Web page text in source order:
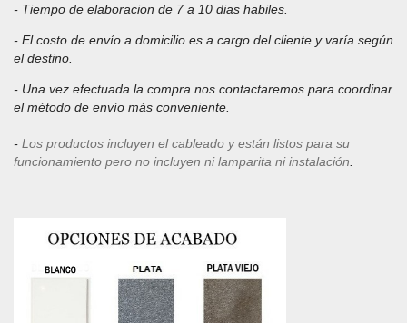
- Tiempo de elaboracion de 7 a 10 dias habiles
- El costo de envío a domicilio es a cargo del cliente y varía según
el destino
- Una vez efectuada la compra nos contactaremos para coordinar
el método de envío más conveniente.
- Los productos incluyen el cableado y están listos para su
funcionamiento pero no incluyen ni lamparita ni instalación